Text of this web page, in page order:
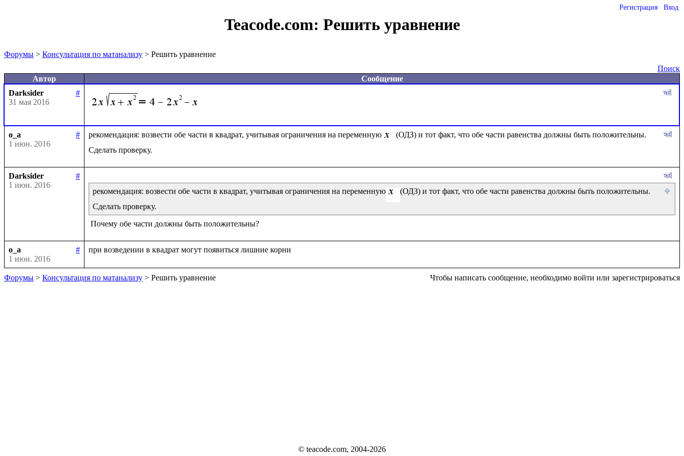
Регистрация Вход
Teacode.com: Решить уравнение
Форумы > Консультация по матанализу > Решить уравнение
Поиск
Автор
Сообщение
Darksider
#
31 мая 2016
o_a
#
1 июн. 2016
рекомендация: возвести обе части в квадрат, учитывая ограничения на переменную
(ОДЗ) и тот факт, что обе части равенства должны быть положительны.
Darksider
#
1 июн. 2016
рекомендация: возвести обе части в квадрат, учитывая ограничения на переменную
(ОДЗ) и тот факт, что обе части равенства должны быть положительны.
Сделать проверку.
o_a
#
1 июн. 2016
Форумы > Консультация по матанализу > Решить уравнение Чтобы написать сообщение, необходимо войти или зарегистрироваться
© teacode.com, 2004-2026